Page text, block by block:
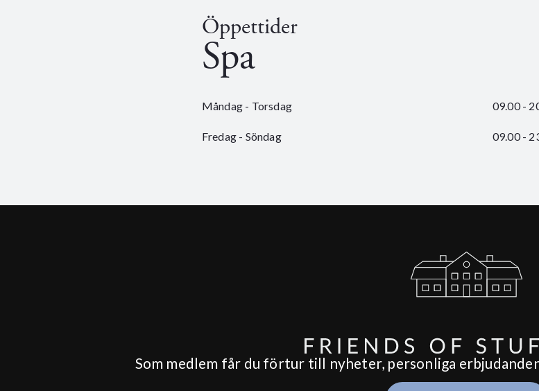
Öppettider
Spa
Måndag - Torsdag 09.00 -
Fredag - Söndag 09.00 -
Som medlem får du förtur till nyheter, personliga